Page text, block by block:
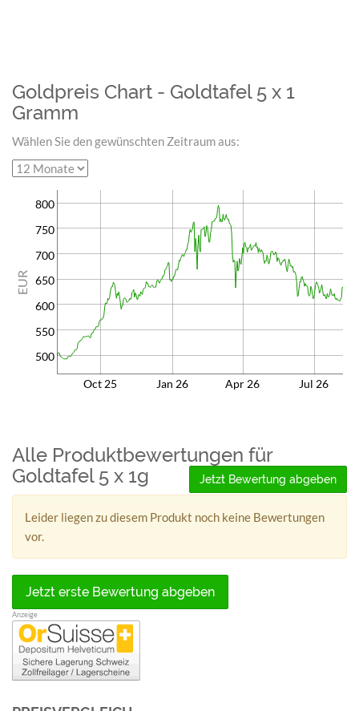
Goldpreis Chart - Goldtafel 5 x 1
Gramm
Wählen Sie den gewünschten Zeitraum aus:
500
550
600
650
700
750
800
Oct 25 Jan 26 Apr 26 Jul 26
EUR
Alle Produktbewertungen für
Goldtafel 5 x 1g
Jetzt Bewertung abgeben
Leider liegen zu diesem Produkt noch keine Bewertungen
vor.
Jetzt erste Bewertung abgeben
Anzeige